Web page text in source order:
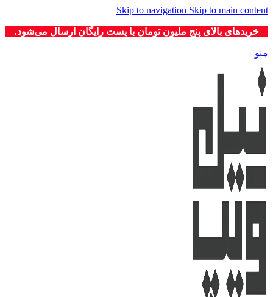
Skip to navigation Skip to main content
خریدهای بالای پنج ملیون تومان با پست رایگان ارسال می‌شود.
منو